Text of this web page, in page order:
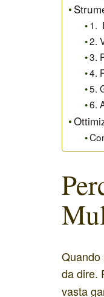
1.
2.
3.
4.
5.
6.
Quando
da dire.
vasta